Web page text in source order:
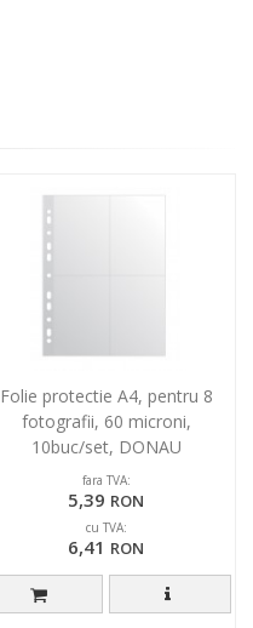
Folie protectie A4, pentru 8
fotografii, 60 microni,
10buc/set, DONAU
fara TVA:
5,39 RON
cu TVA:
6,41 RON